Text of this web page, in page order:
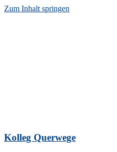
Zum Inhalt springen
Kolleg Querwege